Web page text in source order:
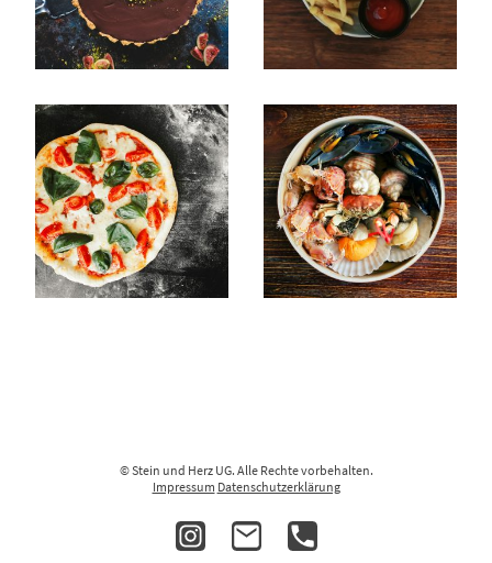
© Stein und Herz UG. Alle Rechte vorbehalten.
Impressum Datenschutzerklärung